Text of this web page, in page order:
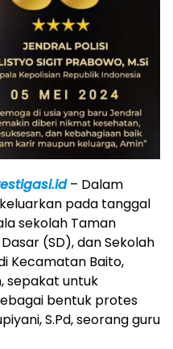
– Dalam
pada tanggal
sekolah Taman
(SD), dan Sekolah
Kecamatan Baito,
sepakat untuk
bentuk protes
S.Pd, seorang guru